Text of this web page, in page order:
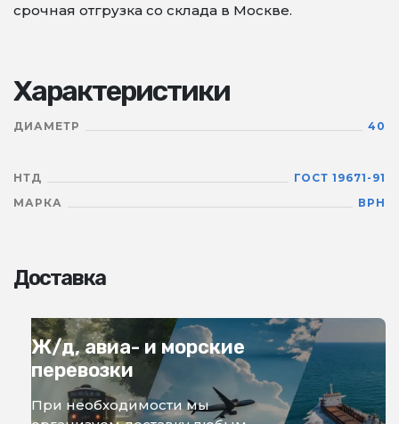
срочная отгрузка со склада в Москве.
Характеристики
ДИАМЕТР 40
НТД
ГОСТ 19671-91
МАРКА
ВРН
Доставка
Ж/д, авиа- и морские
перевозки
При необходимости мы